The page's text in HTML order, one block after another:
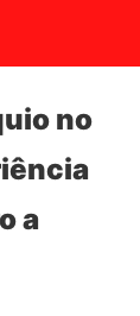
no
a